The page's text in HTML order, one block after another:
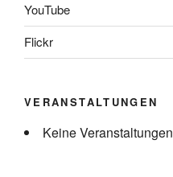
YouTube
Flickr
VERANSTALTUNGEN
Keine Veranstaltungen